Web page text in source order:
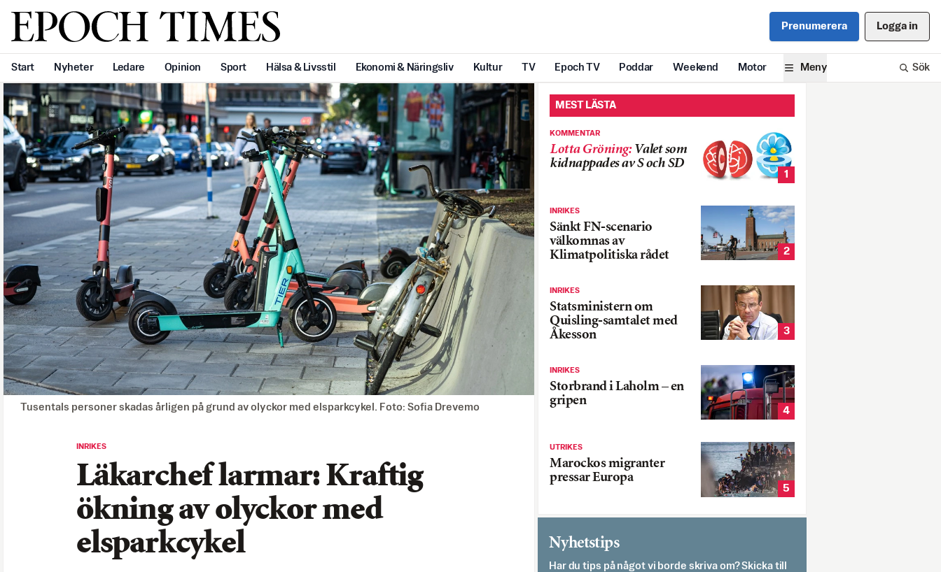
Svenska Epoch Times Prenumerera Logga in
Start Nyheter Ledare Opinion Sport Hälsa & Livsstil Ekonomi & Näringsliv Kultur TV Epoch TV Poddar Weekend Motor Meny Sök
Tusentals personer skadas årligen på grund av olyckor med elsparkcykel. Foto: Sofia Drevemo
INRIKES
Läkarchef larmar: Kraftig
ökning av olyckor med
elsparkcykel
MEST LÄSTA
KOMMENTAR
Lotta Gröning: Valet som
kidnappades av S och SD
1
INRIKES
Sänkt FN-scenario
välkomnas av
Klimatpolitiska rådet
2
INRIKES
Statsministern om
Quisling-samtalet med
Åkesson
3
INRIKES
Storbrand i Laholm – en
gripen
4
UTRIKES
Marockos migranter
pressar Europa
5
Nyhetstips
Har du tips på något vi borde skriva om? Skicka till